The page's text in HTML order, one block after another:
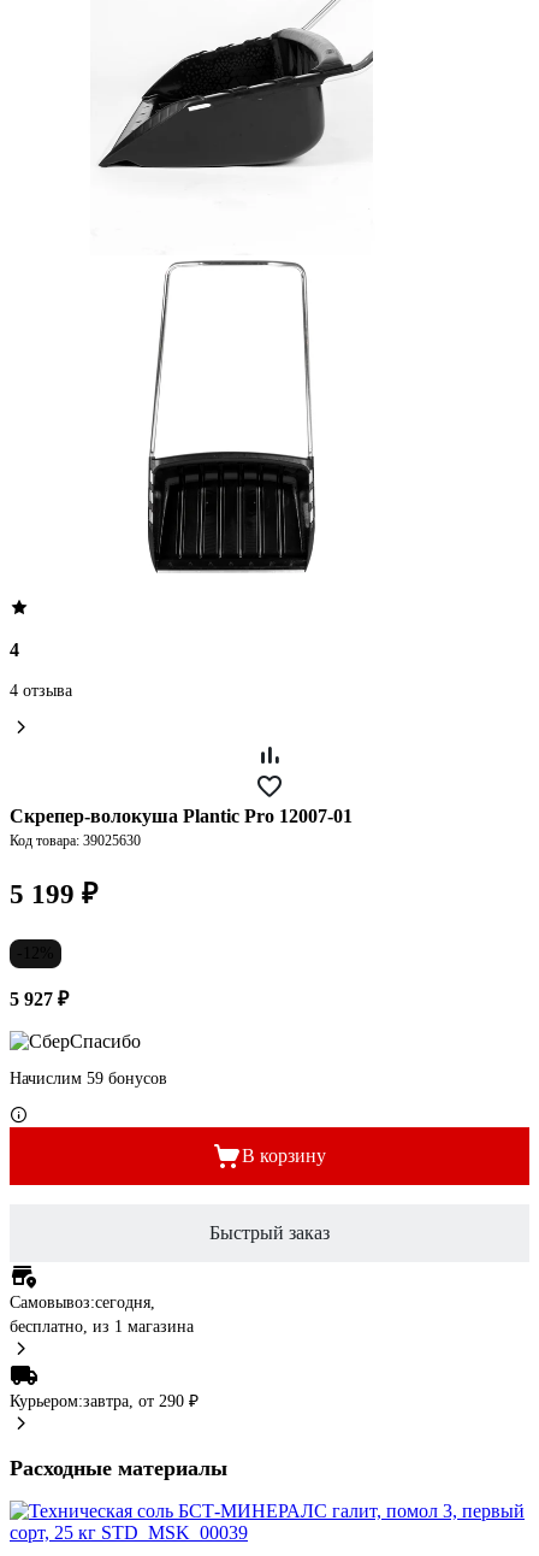
4
4 отзыва
Скрепер-волокуша Plantic Pro 12007-01
Код товара: 39025630
5 199 ₽
5 927 ₽
Начислим 59 бонусов
В корзину
Быстрый заказ
Самовывоз:сегодня,
бесплатно, из 1 магазина
Курьером:завтра, от 290 ₽
Расходные материалы